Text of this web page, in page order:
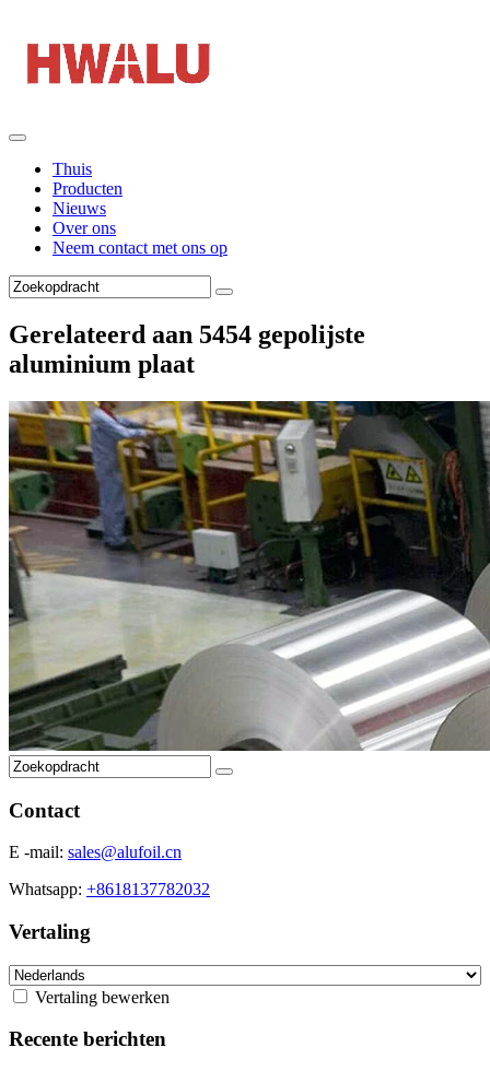
Thuis
Producten
Nieuws
Over ons
Neem contact met ons op
Gerelateerd aan 5454 gepolijste
aluminium plaat
Contact
E -mail: sales@alufoil.cn
Whatsapp: +8618137782032
Vertaling
Vertaling bewerken
Recente berichten